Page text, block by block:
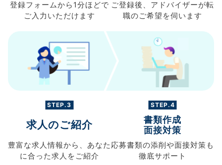
登録フォームから 1分ほどで
ご入力 いただけます
ご登録後、 アドバイザーが転
職のご希望を伺います
STEP.3
求人のご紹介
豊富な求人情報から、 あなた
に合った求人を ご紹介
STEP.4
書類作成
面接対策
応募書類の添削や面接対策も
徹底サポート